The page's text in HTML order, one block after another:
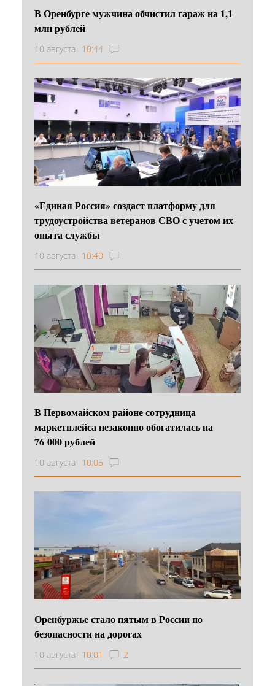
В Оренбурге мужчина обчистил гараж на 1,1
млн рублей
10 августа 10:44
«Единая Россия» создаст платформу для
трудоустройства ветеранов СВО с учетом их
опыта службы
10 августа 10:40
В Первомайском районе сотрудница
маркетплейса незаконно обогатилась на
76 000 рублей
10 августа 10:05
Оренбуржье стало пятым в России по
безопасности на дорогах
10 августа 10:01 2